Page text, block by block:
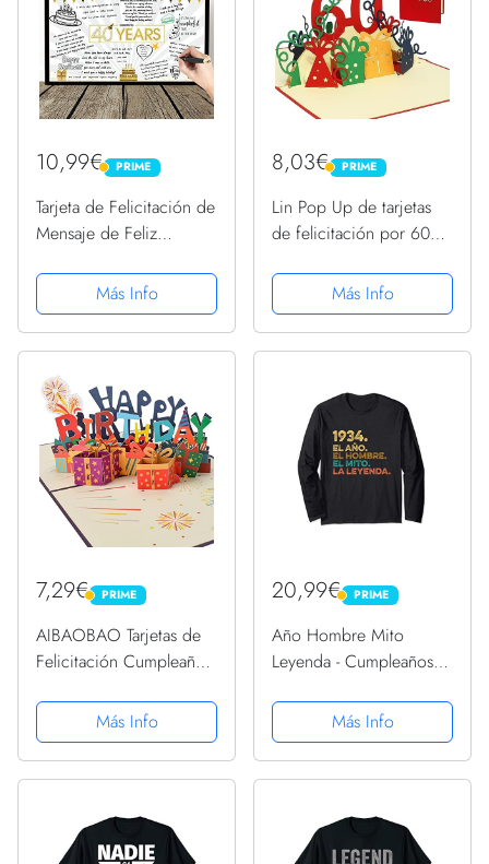
10,99€ PRIME
PRIME
Tarjeta de Felicitación de
Mensaje de Feliz
Globo Gigante Negro y
Dorado Tarjeta de
Decoración de Fiesta
Libro...
Más Info
8,03€ PRIME
PRIME
Lin Pop Up de tarjetas
de felicitación por 60
de cumpleaños tarjetas
de felicitación Tarjetas
de felicitación
Más Info
7,29€ PRIME
PRIME
AIBAOBAO Tarjetas de
Felicitación Cumpleaños,
Creativa Emergente con
Happy Birthday Caja,
para Familia, Día del
Más Info
20,99€ PRIME
PRIME
Año Hombre Mito
Leyenda - Cumpleaños
Manga LargaMás Info